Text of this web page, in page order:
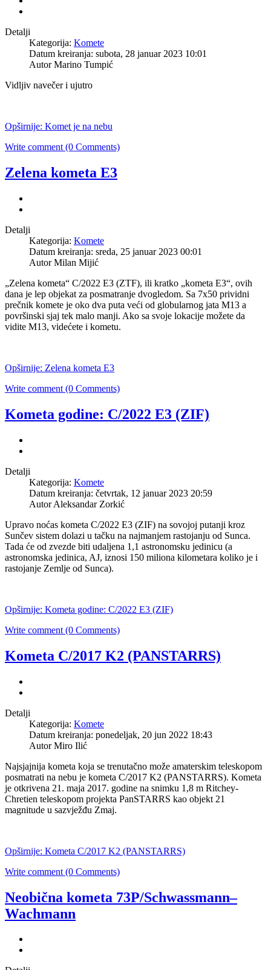
Detalji
Kategorija: Komete
Datum kreiranja: subota, 28 januar 2023 10:01
Autor Marino Tumpić
Vidljiv navečer i ujutro
Opširnije: Komet je na nebu
Write comment (0 Comments)
Zelena kometa E3
Detalji
Kategorija: Komete
Datum kreiranja: sreda, 25 januar 2023 00:01
Autor Milan Mijić
„Zelena kometa“ C/2022 E3 (ZTF), ili kratko „kometa E3“, ovih
dana je lep objekat za posmatranje dvogledom. Sa 7x50 prividni
prečnik komete je oko dva puta veći od globularnog jata M13 a
površinski sjaj tek malo manji. Ako sa svoje lokacije možete da
vidite M13, videćete i kometu.
Opširnije: Zelena kometa E3
Write comment (0 Comments)
Kometa godine: C/2022 E3 (ZIF)
Detalji
Kategorija: Komete
Datum kreiranja: četvrtak, 12 januar 2023 20:59
Autor Aleksandar Zorkić
Upravo noćas kometa C/2022 E3 (ZIF) na sovojoj putanji kroz
Sunčev sistem dolazi u tačku na najmanjem rastojanju od Sunca.
Tada će od zvezde biti udaljena 1,1 astronomsku jedinicu (a
astronomska jedinica, AJ, iznosi 150 miliona kilometara koliko je i
rastojanje Zemlje od Sunca).
Opširnije: Kometa godine: C/2022 E3 (ZIF)
Write comment (0 Comments)
Kometa C/2017 K2 (PANSTARRS)
Detalji
Kategorija: Komete
Datum kreiranja: ponedeljak, 20 jun 2022 18:43
Autor Miro Ilić
Najsjajnija kometa koja se trenutačno može amaterskim teleskopom
posmatrati na nebu je kometa C/2017 K2 (PANSTARRS). Kometa
je otkrivena 21. maja 2017. godine na snimku 1,8 m Ritchey-
Chretien teleskopom projekta PanSTARRS kao objekt 21
magnitude u sazvježđu Zmaj.
Opširnije: Kometa C/2017 K2 (PANSTARRS)
Write comment (0 Comments)
Neobična kometa 73P/Schwassmann–
Wachmann